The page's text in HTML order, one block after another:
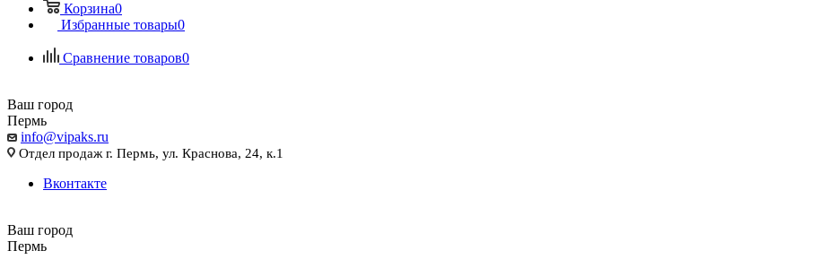
Корзина0
Избранные товары0
Сравнение товаров0
Ваш город
Пермь
info@vipaks.ru
Отдел продаж г. Пермь, ул. Краснова, 24, к.1
Вконтакте
Ваш город
Пермь